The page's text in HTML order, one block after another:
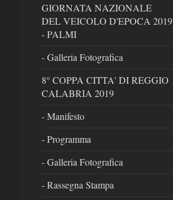
GIORNATA NAZIONALE
DEL VEICOLO D'EPOCA 2019
- PALMI
- Galleria Fotografica
8° COPPA CITTA' DI REGGIO
CALABRIA 2019
- Manifesto
- Programma
- Galleria Fotografica
- Rassegna Stampa